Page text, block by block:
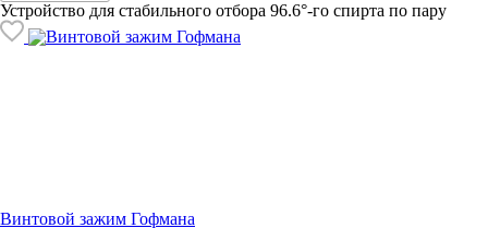
Устройство для стабильного отбора 96.6°-го спирта по пару
Винтовой зажим Гофмана